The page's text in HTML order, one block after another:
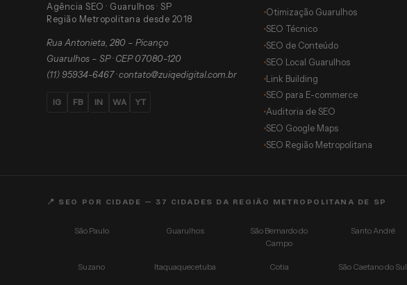
Agência SEO · Guarulhos · SP
Região Metropolitana desde 2018
Rua Antonieta, 280 – Picanço
Guarulhos – SP · CEP 07080-120
(11) 95934-6467·contato@zuiqedigital.com.br
IG FB IN WA YT
Otimização Guarulhos
SEO Técnico
SEO de Conteúdo
SEO Local Guarulhos
Link Building
SEO para E-commerce
Auditoria de SEO
SEO Google Maps
SEO Região Metropolitana
📍 SEO POR CIDADE — 37 CIDADES DA REGIÃO METROPOLITANA DE SP
São Paulo Guarulhos
São Bernardo do
Campo
Santo André
Suzano Itaquaquecetuba Cotia São Caetano do Sul